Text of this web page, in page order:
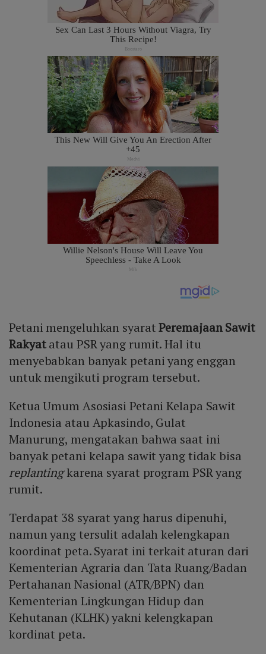
Petani mengeluhkan syaratPeremajaan Sawit
Rakyatatau PSR yang rumit. Hal itu
menyebabkan banyak petani yang enggan
untuk mengikuti program tersebut.
Ketua Umum Asosiasi Petani Kelapa Sawit
Indonesia atau Apkasindo, Gulat
Manurung, mengatakan bahwa saat ini
banyak petani kelapa sawit yang tidak bisa
replantingkarena syarat program PSR yang
rumit.
Terdapat 38 syarat yang harus dipenuhi,
namun yang tersulit adalah kelengkapan
koordinat peta. Syarat ini terkait aturan dari
Kementerian Agraria dan Tata Ruang/Badan
Pertahanan Nasional (ATR/BPN) dan
Kementerian Lingkungan Hidup dan
Kehutanan (KLHK) yakni kelengkapan
kordinat peta.